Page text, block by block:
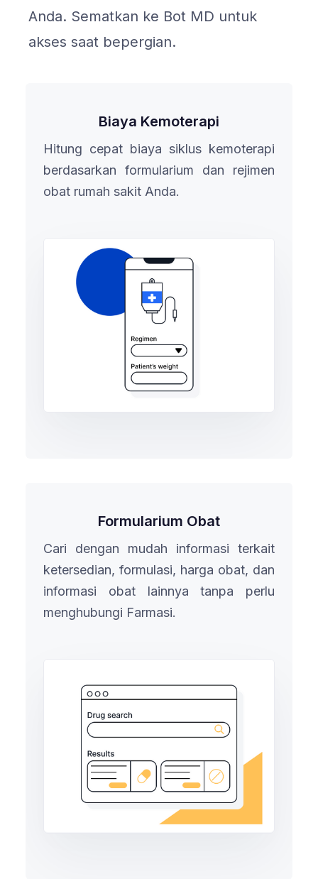
Anda. Sematkan ke Bot MD untuk
akses saat bepergian.
Biaya Kemoterapi
Hitung cepat biaya siklus kemoterapi
berdasarkan formularium dan rejimen
obat rumah sakit Anda.
Formularium Obat
Cari dengan mudah informasi terkait
ketersedian, formulasi, harga obat, dan
informasi obat lainnya tanpa perlu
menghubungi Farmasi.